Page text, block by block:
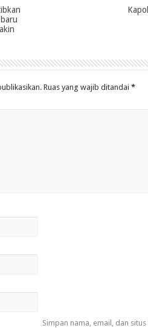
Ruas yang wajib ditandai *
Simpan nama, email, dan